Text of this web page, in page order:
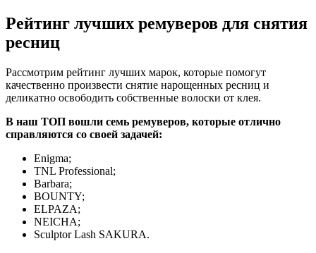
Рейтинг лучших ремуверов для снятия
ресниц
Рассмотрим рейтинг лучших марок, которые помогут
качественно произвести снятие нарощенных ресниц и
деликатно освободить собственные волоски от клея.
В наш ТОП вошли семь ремуверов, которые отлично
справляются со своей задачей:
Enigma;
TNL Professional;
Barbara;
BOUNTY;
ELPAZA;
NEICHA;
Sculptor Lash SAKURA.